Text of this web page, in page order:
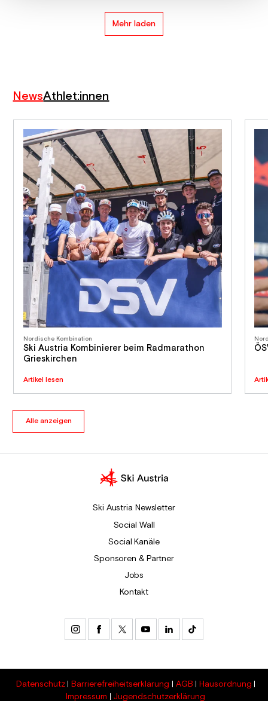
Mehr laden
NewsAthlet:innen
Nordische Kombination
Ski Austria Kombinierer beim Radmarathon
Grieskirchen
Artikel lesen
Alle anzeigen
Ski Austria Newsletter
Social Wall
Social Kanäle
Sponsoren & Partner
Jobs
Kontakt
Datenschutz Barrierefreiheitserklärung AGB
Hausordnung
Impressum
Jugendschutzerklärung